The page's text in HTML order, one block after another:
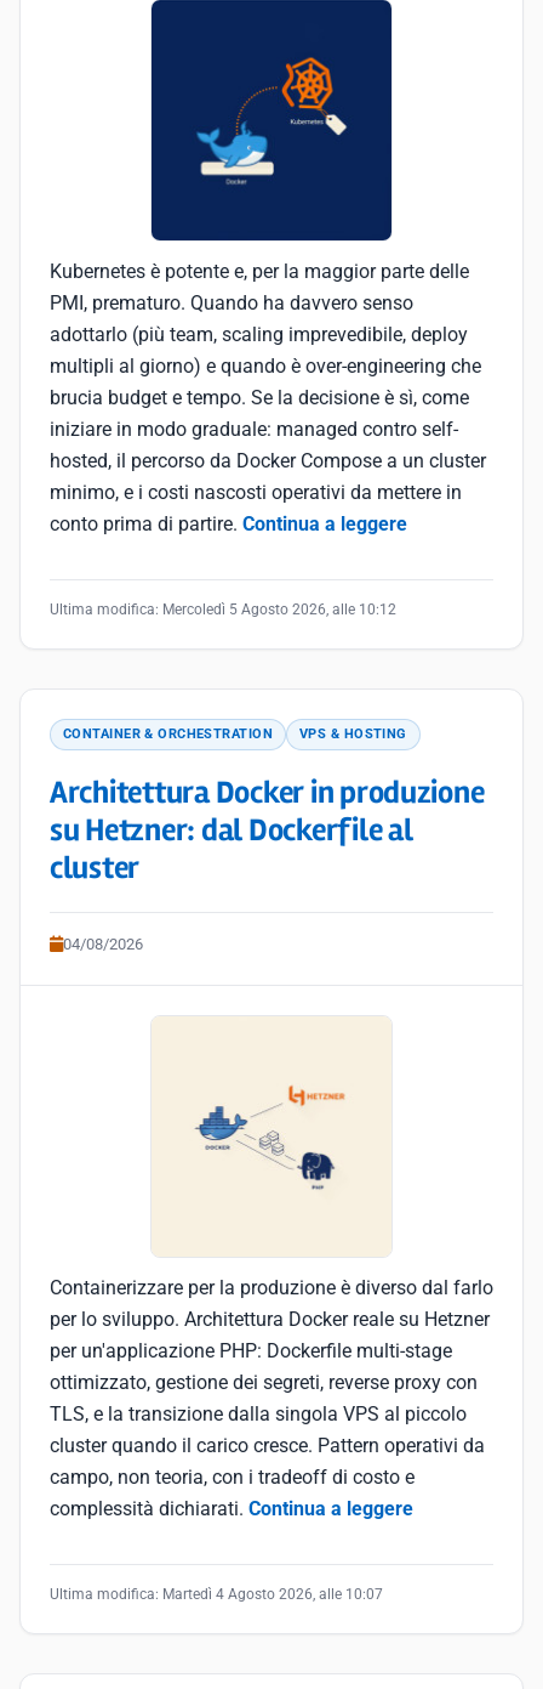
Kubernetes è potente e, per la maggior parte delle
PMI, prematuro. Quando ha davvero senso
adottarlo (più team, scaling imprevedibile, deploy
multipli al giorno) e quando è over-engineering che
brucia budget e tempo. Se la decisione è sì, come
iniziare in modo graduale: managed contro self-
hosted, il percorso da Docker Compose a un cluster
minimo, e i costi nascosti operativi da mettere in
conto prima di partire. Continua a leggere
Ultima modifica: Mercoledì 5 Agosto 2026, alle 10:12
CONTAINER & ORCHESTRATION VPS & HOSTING
Architettura Docker in produzione
su Hetzner: dal Dockerfile al
cluster
04/08/2026
Containerizzare per la produzione è diverso dal farlo
per lo sviluppo. Architettura Docker reale su Hetzner
per un'applicazione PHP: Dockerfile multi-stage
ottimizzato, gestione dei segreti, reverse proxy con
TLS, e la transizione dalla singola VPS al piccolo
cluster quando il carico cresce. Pattern operativi da
campo, non teoria, con i tradeoff di costo e
complessità dichiarati. Continua a leggere
Ultima modifica: Martedì 4 Agosto 2026, alle 10:07